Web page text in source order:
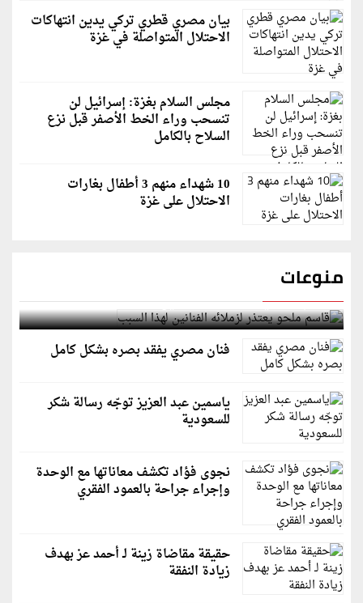
بيان مصري قطري تركي يدين انتهاكات
الاحتلال المتواصلة في غزة
مجلس السلام بغزة: إسرائيل لن
تنسحب وراء الخط الأصفر قبل نزع
السلاح بالكامل
10 شهداء منهم 3 أطفال بغارات
الاحتلال على غزة
منوعات
قاسم ملحو يعتذر لزملائه الفنانين لهذا السبب
فنان مصري يفقد بصره بشكل كامل
ياسمين عبد العزيز توجّه رسالة شكر
للسعودية
نجوى فؤاد تكشف معاناتها مع الوحدة
وإجراء جراحة بالعمود الفقري
حقيقة مقاضاة زينة لـ أحمد عز بهدف
زيادة النفقة